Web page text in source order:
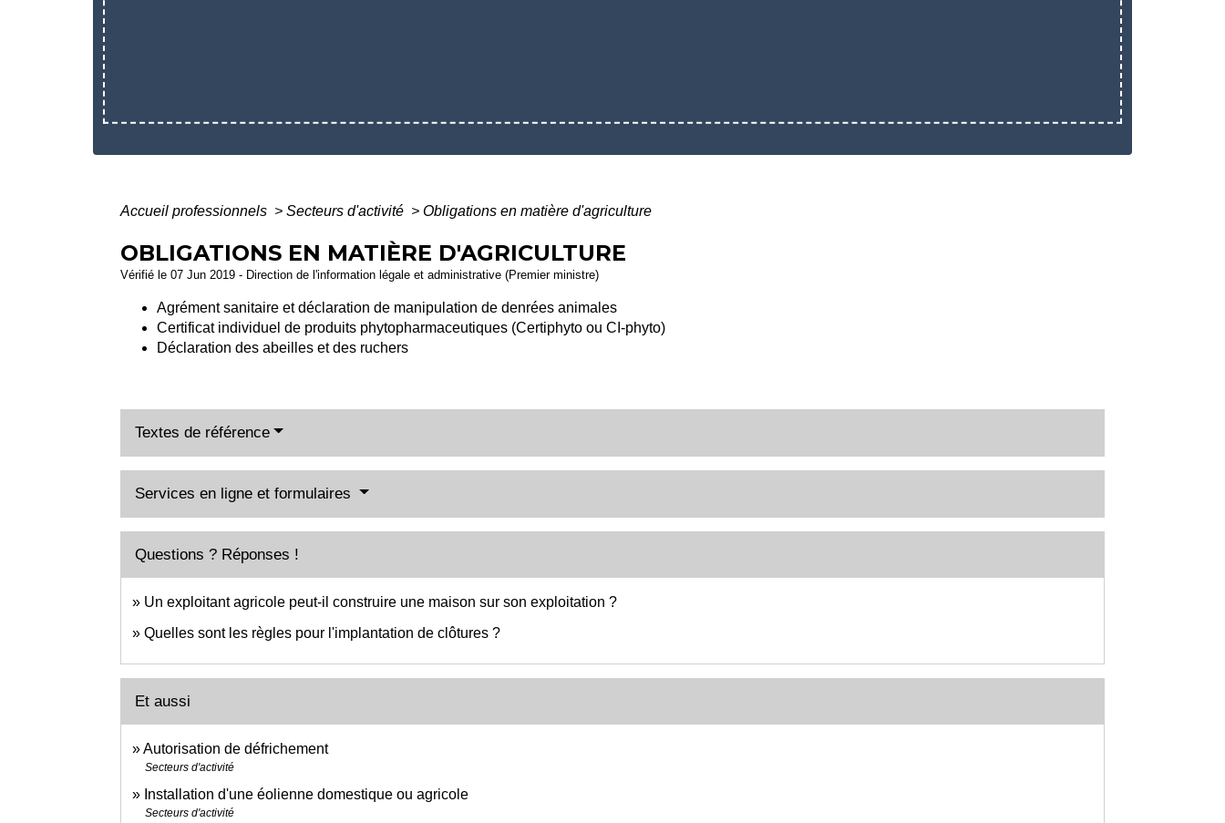
Accueil professionnels > Secteurs d'activité > Obligations en matière d'agriculture
OBLIGATIONS EN MATIÈRE D'AGRICULTURE
Vérifié le 07 Jun 2019 - Direction de l'information légale et administrative (Premier ministre)
Agrément sanitaire et déclaration de manipulation de denrées animales
Certificat individuel de produits phytopharmaceutiques (Certiphyto ou CI-phyto)
Déclaration des abeilles et des ruchers
Textes de référence
Services en ligne et formulaires
Questions ? Réponses !
Un exploitant agricole peut-il construire une maison sur son exploitation ?
Quelles sont les règles pour l'implantation de clôtures ?
Et aussi
Autorisation de défrichement
Secteurs d'activité
Installation d'une éolienne domestique ou agricole
Secteurs d'activité